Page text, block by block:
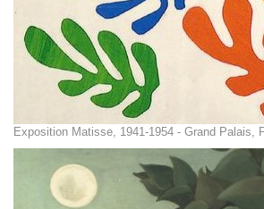
Exposition Matisse, 1941-1954 - Grand Palais,